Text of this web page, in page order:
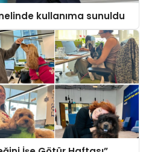
kullanıma sunuldu